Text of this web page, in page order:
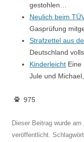
gestohlen…
Neulich beim
Gasprüfung
Strafzettel aus
Deutschland
Kinderleicht Eine
Jule und
975
Dieser Beitrag wurde am
veröffentlicht.